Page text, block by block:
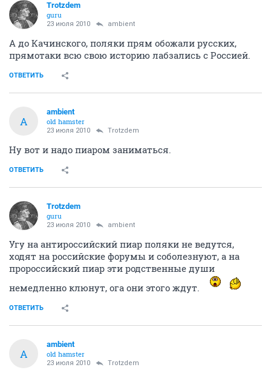
Trotzdem
guru
23 июля 2010 ambient
А до Качинского, поляки прям обожали русских,
прямотаки всю свою историю лабзались с Россией.
ОТВЕТИТЬ
A
ambient
old hamster
23 июля 2010 Trotzdem
Ну вот и надо пиаром заниматься.
ОТВЕТИТЬ
Trotzdem
guru
23 июля 2010 ambient
Угу на антироссийский пиар поляки не ведутся,
ходят на российские форумы и соболезнуют, а на
пророссийский пиар эти родственные души
немедленно клюнут, ога они этого ждут.
ОТВЕТИТЬ
A
ambient
old hamster
23 июля 2010 Trotzdem